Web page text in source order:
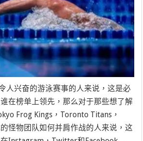
人兴奋的游泳赛事的人来说，这是必
在榜单上领先，那么对于那些想了解
Frog Kings，Toronto Titans，
怪物团队如何并肩作战的人来说，这